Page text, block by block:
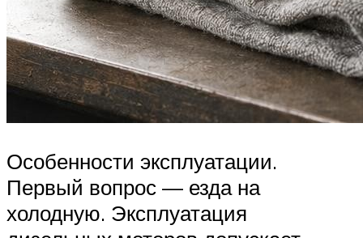
Особенности эксплуатации.
Первый вопрос — езда на
холодную. Эксплуатация